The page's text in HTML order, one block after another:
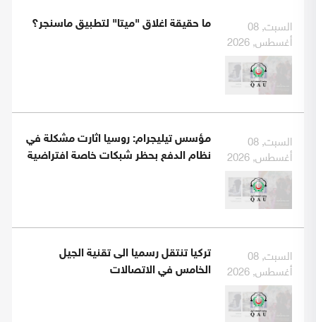
السبت, 08
أغسطس, 2026
ما حقيقة اغلاق "ميتا" لتطبيق ماسنجر؟
السبت, 08
أغسطس, 2026
مؤسس تيليجرام: روسيا اثارت مشكلة في
نظام الدفع بحظر شبكات خاصة افتراضية
السبت, 08
أغسطس, 2026
تركيا تنتقل رسميا الى تقنية الجيل
الخامس في الاتصالات